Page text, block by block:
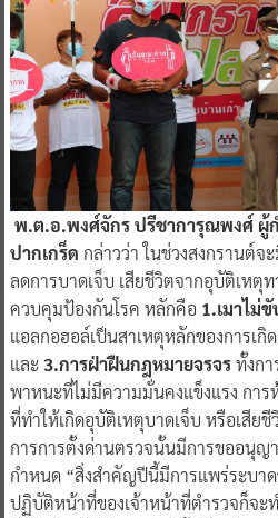
พ.ต.อ.พงศ์จักร ปรีชาการุณพงศ์ ผู้
ปากเกร็ด กล่าวว่า ในช่วงสงกรานต์จ
ลดการบาดเจ็บ เสียชีวิตจากอุบัติเหตุ
ควบคุมป้องกันโรค หลักคือ 1.เมาไม่ขั
แอลกอฮอล์เป็นสาเหตุหลักของการเกิ
และ 3.การฝ่าฝืนกฎหมายจรจรทั้งก
พาหนะที่ไม่มีความมั่นคงแข็งแรง การ
ที่ทำให้เกิดอุบัติเหตุบาดเจ็บ หรือเสีย
การการตั้งด่านตรวจนั้นมีการขออนุญ
กำหนด “สิ่งสำคัญปีนี้มีการแพร่ระบาด
ปฏิบัติหน้าที่ของเจ้าหน้าที่ตำรวจก็จะ